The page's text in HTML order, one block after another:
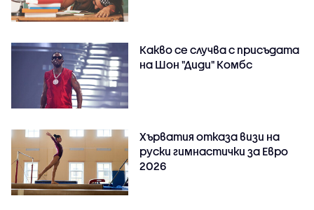
Какво се случва с присъдата
на Шон "Диди" Комбс
Хърватия отказа визи на
руски гимнастички за Евро
2026